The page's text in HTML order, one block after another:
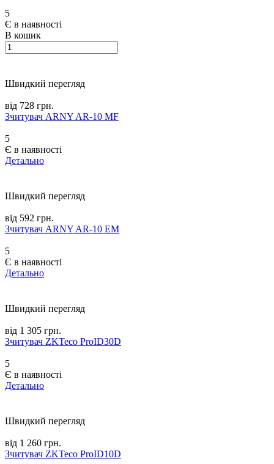
5
Є в наявності
В кошик
Швидкий перегляд
від 728 грн.
Зчитувач ARNY AR-10 MF
5
Є в наявності
Детально
Швидкий перегляд
від 592 грн.
Зчитувач ARNY AR-10 EM
5
Є в наявності
Детально
Швидкий перегляд
від 1 305 грн.
Зчитувач ZKTeco ProID30D
5
Є в наявності
Детально
Швидкий перегляд
від 1 260 грн.
Зчитувач ZKTeco ProID10D